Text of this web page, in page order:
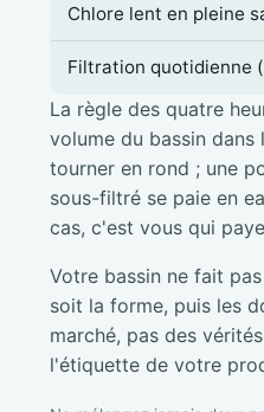
Chlore lent en pleine
Filtration quotidienne
La règle des quatre
volume du bassin
tourner en rond ; une
sous-filtré se paie en
cas, c'est vous qui
Votre bassin ne fait
soit la forme, puis les
marché, pas des
l'étiquette de votre